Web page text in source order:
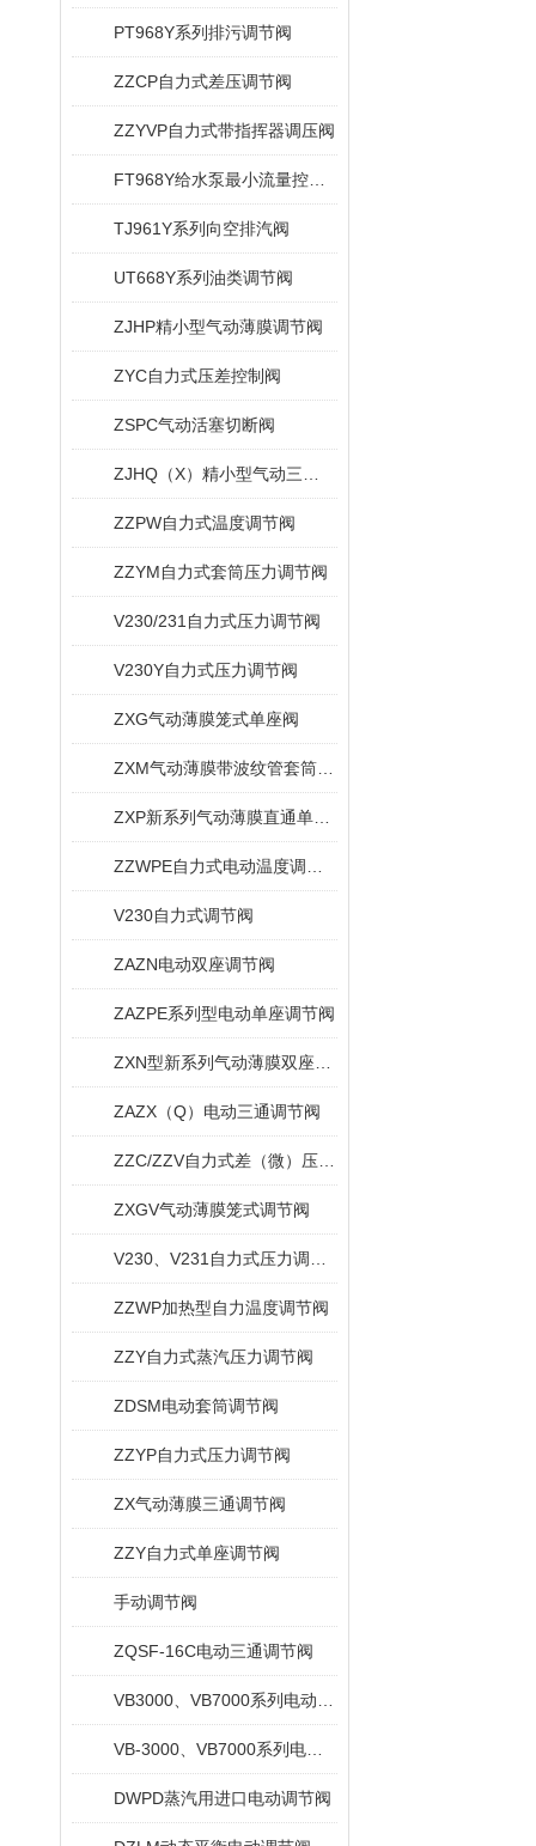
PT968Y系列排污调节阀
ZZCP自力式差压调节阀
ZZYVP自力式带指挥器调压阀
TJ961Y系列向空排汽阀
UT668Y系列油类调节阀
ZJHP精小型气动薄膜调节阀
ZYC自力式压差控制阀
ZSPC气动活塞切断阀
ZZPW自力式温度调节阀
ZZYM自力式套筒压力调节阀
V230/231自力式压力调节阀
V230Y自力式压力调节阀
ZXG气动薄膜笼式单座阀
V230自力式调节阀
ZAZN电动双座调节阀
ZAZPE系列型电动单座调节阀
ZAZX（Q）电动三通调节阀
ZXGV气动薄膜笼式调节阀
ZZWP加热型自力温度调节阀
ZZY自力式蒸汽压力调节阀
ZDSM电动套筒调节阀
ZZYP自力式压力调节阀
ZX气动薄膜三通调节阀
ZZY自力式单座调节阀
手动调节阀
ZQSF-16C电动三通调节阀
DWPD蒸汽用进口电动调节阀